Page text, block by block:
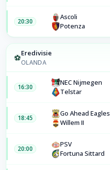
20:30
Ascoli
Potenza
⚽Eredivisie
OLANDA
16:30
NEC Nijmegen
Telstar
18:45
Go Ahead Eagles
Willem II
20:00
PSV
Fortuna Sittard